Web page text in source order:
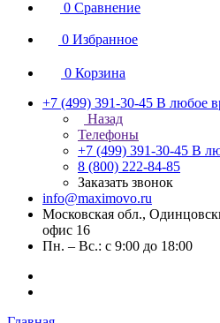
0 Сравнение
0 Избранное
0 Корзина
+7 (499) 391-30-45 В любое
Назад
Телефоны
+7 (499) 391-30-45 В
8 (800) 222-84-85
Заказать звонок
info@maximovo.ru
Московская обл.,
офис 16
Пн. – Вс.: с 9:00 до 18:00